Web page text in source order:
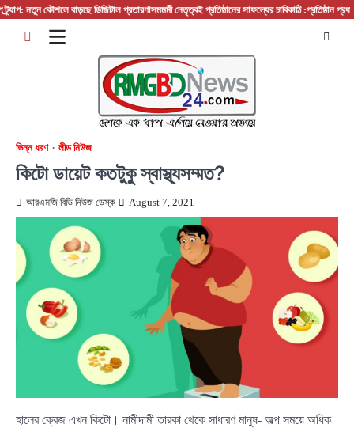
Skipকৌশলে বাড়ছে ডিজিটাল প্রতারণা সমমর্মী নেতৃত্বই প্রতিষ্ঠানের সাফল্যের চাবিকাঠি :প্রতিষ্ঠান প্রধান/ বস/
ভিন্ন ধরণ লীড নিউজ
কিটো ডায়েট কতটুকু স্বাস্থ্যসম্মত?
আরএমজি বিডি নিউজ ডেস্ক August 7, 2021
হালের ক্রেজ এখন কিটো। নামীদামী তারকা থেকে সাধারণ মানুষ- অল্প সময়ে অধিক